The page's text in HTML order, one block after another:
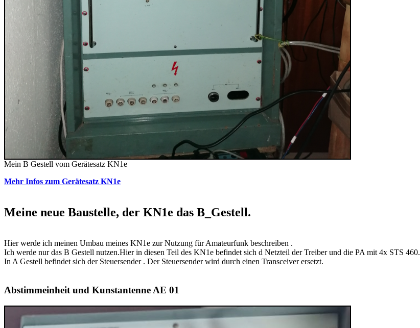
Mein B Gestell vom Gerätesatz KN1e
Mehr Infos zum Gerätesatz KN1e
Meine neue Baustelle, der KN1e das B_Gestell.
Hier werde ich meinen Umbau meines KN1e zur Nutzung für Amateurfunk beschreiben .
Ich werde nur das B Gestell nutzen.Hier in diesen Teil des KN1e befindet sich d Netzteil der Treiber und die PA mit 4x STS 460.
In A Gestell befindet sich der Steuersender . Der Steuersender wird durch einen Transceiver ersetzt.
Abstimmeinheit und Kunstantenne AE 01